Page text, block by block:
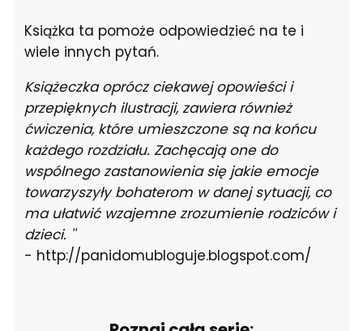
Książka ta pomoże odpowiedzieć na te i
wiele innych pytań.
Książeczka oprócz ciekawej opowieści i
przepięknych ilustracji, zawiera również
ćwiczenia, które umieszczone są na końcu
każdego rozdziału. Zachęcają one do
wspólnego zastanowienia się jakie emocje
towarzyszyły bohaterom w danej sytuacji, co
ma ułatwić wzajemne zrozumienie rodziców i
dzieci. ''
- http://panidomubloguje.blogspot.com/